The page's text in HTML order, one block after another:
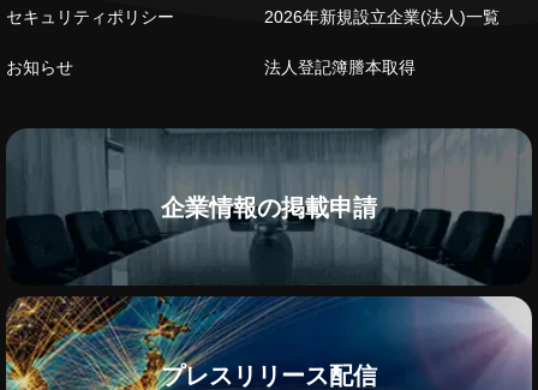
セキュリティポリシー
お知らせ
2026年新規設立企業(法人)一覧
法人登記簿謄本取得
企業情報の掲載申請
プレスリリース配信